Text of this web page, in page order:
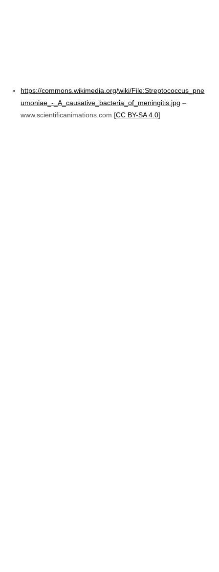
https://commons.wikimedia.org/wiki/File:Streptococcus_pne
umoniae_-_A_causative_bacteria_of_meningitis.jpg –
www.scientificanimations.com [CC BY-SA 4.0]